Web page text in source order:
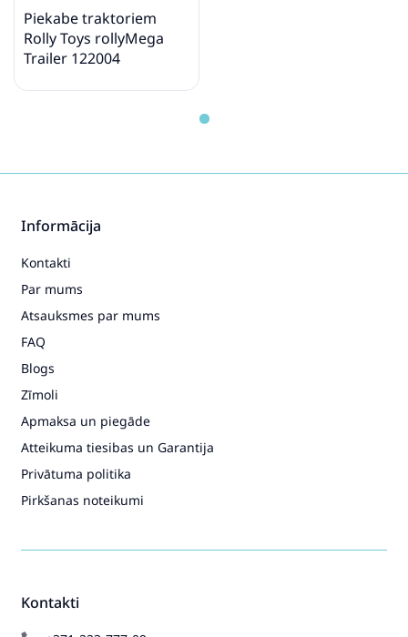
Piekabe traktoriem
Rolly Toys rollyMega
Trailer 122004
Kontakti
Informācija
Kontakti
Par mums
Atsauksmes par mums
FAQ
Blogs
Zīmoli
Apmaksa un piegāde
Atteikuma tiesibas un Garantija
Privātuma politika
Pirkšanas noteikumi